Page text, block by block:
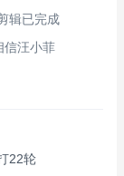
辑已完成
信汪小菲
22轮